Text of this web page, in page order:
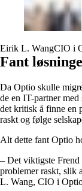
Eirik L. WangCIO i
Fant
Da Optio skulle
de en IT-partner
det kritisk å finne en
raskt og følge
Alt dette fant Optio
– Det viktigste
problemer raskt, slik
L. Wang, CIO i